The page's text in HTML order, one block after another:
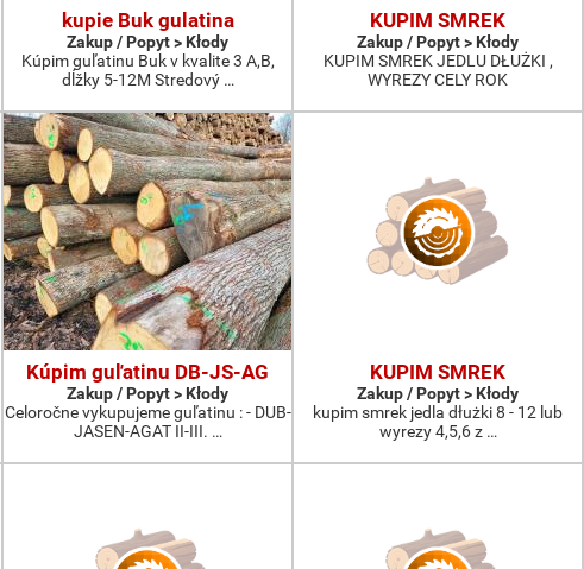
kupie Buk gulatina
Zakup / Popyt > Kłody
Kúpim guľatinu Buk v kvalite 3 A,B,
dĺžky 5-12M Stredový …
KUPIM SMREK
Zakup / Popyt > Kłody
KUPIM SMREK JEDLU DŁUŻKI ,
WYREZY CELY ROK
Kúpim guľatinu DB-JS-AG
Zakup / Popyt > Kłody
Celoročne vykupujeme guľatinu : - DUB-
JASEN-AGAT II-III. …
KUPIM SMREK
Zakup / Popyt > Kłody
kupim smrek jedla dłużki 8 - 12 lub
wyrezy 4,5,6 z …